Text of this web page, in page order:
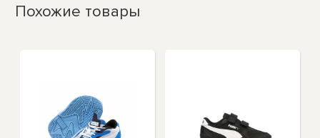
Похожие товары